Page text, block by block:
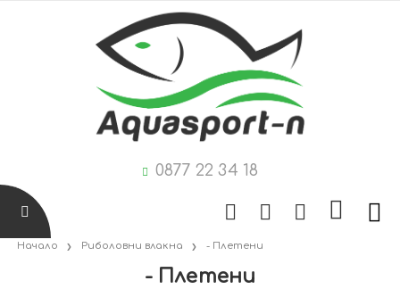
0877 22 34 18
Начало Риболовни влакна - Плетени
- Плетени